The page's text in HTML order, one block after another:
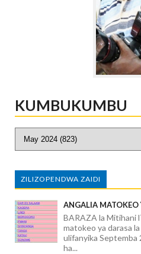
KUMBUKUMBU
ZILIZOPENDWA ZAIDI
ANGALIA
BARAZA la Mitihani
matokeo ya darasa
ulifanyika Septemba
ha...